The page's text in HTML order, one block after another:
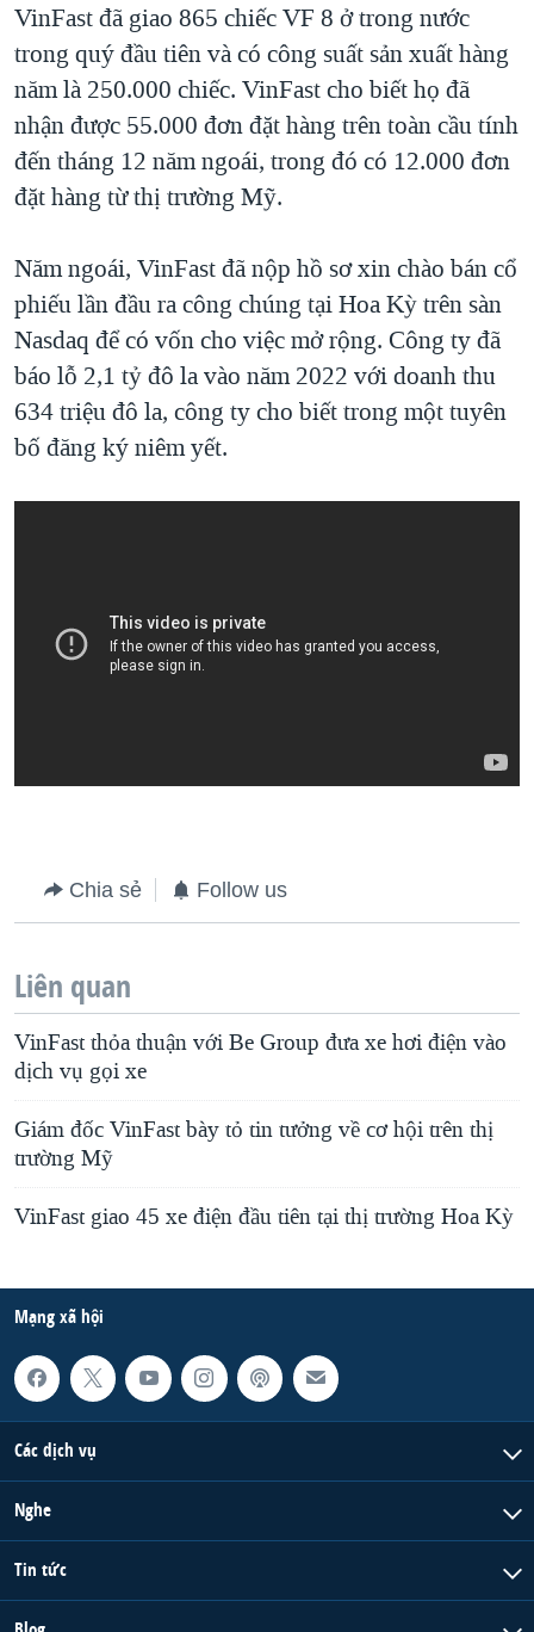
VinFast đã giao 865 chiếc VF 8 ở trong nước
trong quý đầu tiên và có công suất sản xuất hàng
năm là 250.000 chiếc. VinFast cho biết họ đã
nhận được 55.000 đơn đặt hàng trên toàn cầu tính
đến tháng 12 năm ngoái, trong đó có 12.000 đơn
đặt hàng từ thị trường Mỹ.
Năm ngoái, VinFast đã nộp hồ sơ xin chào bán cổ
phiếu lần đầu ra công chúng tại Hoa Kỳ trên sàn
Nasdaq để có vốn cho việc mở rộng. Công ty đã
báo lỗ 2,1 tỷ đô la vào năm 2022 với doanh thu
634 triệu đô la, công ty cho biết trong một tuyên
bố đăng ký niêm yết.
Chia sẻ Follow us
Liên quan
VinFast thỏa thuận với Be Group đưa xe hơi điện vào
dịch vụ gọi xe
Giám đốc VinFast bày tỏ tin tưởng về cơ hội trên thị
trường Mỹ
VinFast giao 45 xe điện đầu tiên tại thị trường Hoa Kỳ
Mạng xã hội
Các dịch vụ
Nghe
Tin tức